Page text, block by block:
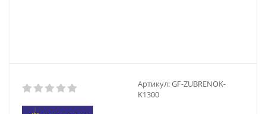
Артикул:GF-ZUBRENOK-
K1300